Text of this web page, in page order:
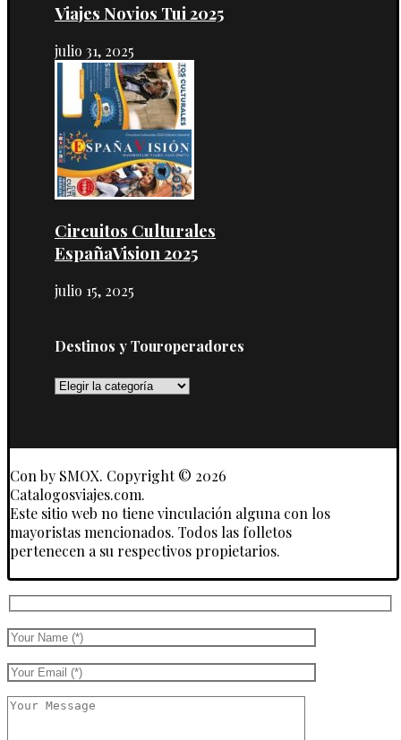
Viajes Novios Tui 2025
julio 31, 2025
Circuitos Culturales
EspañaVision 2025
julio 15, 2025
Destinos y Touroperadores
Destinos
Con by SMOX. Copyright © 2026
Catalogosviajes.com.
Este sitio web no tiene vinculación alguna con los
mayoristas mencionados. Todos las folletos
pertenecen a su respectivos propietarios.